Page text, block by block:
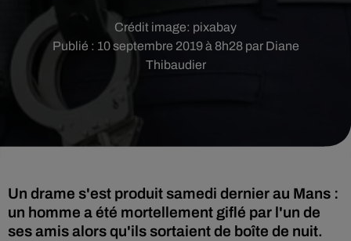
Publié : 10 septembre 2019 à 8h28 par Diane
Thibaudier
Crédit image: pixabay
Un drame s'est produit samedi dernier au Mans :
un homme a été mortellement giflé par l'un de
ses amis alors qu'ils sortaient de boîte de nuit.